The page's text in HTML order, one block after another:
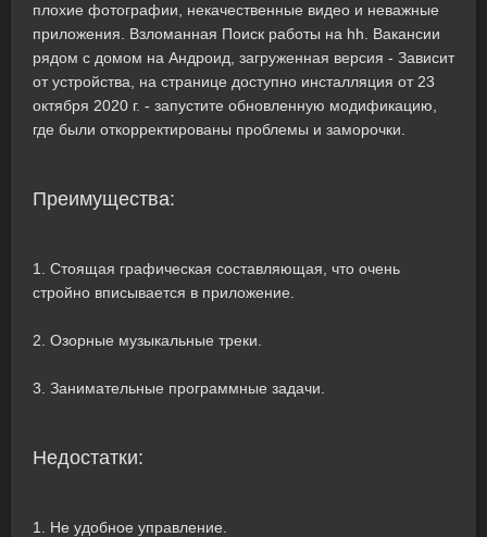
плохие фотографии, некачественные видео и неважные
приложения. Взломанная Поиск работы на hh. Вакансии
рядом с домом на Андроид, загруженная версия - Зависит
от устройства, на странице доступно инсталляция от 23
октября 2020 г. - запустите обновленную модификацию,
где были откорректированы проблемы и заморочки.
Преимущества:
1. Стоящая графическая составляющая, что очень
стройно вписывается в приложение.
2. Озорные музыкальные треки.
3. Занимательные программные задачи.
Недостатки:
1. Не удобное управление.